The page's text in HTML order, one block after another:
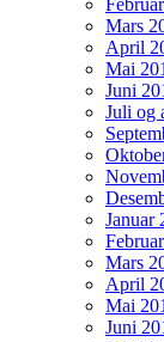
Mars
April
Mai
Juni
Juli og
Januar
Mars
April
Mai
Juni